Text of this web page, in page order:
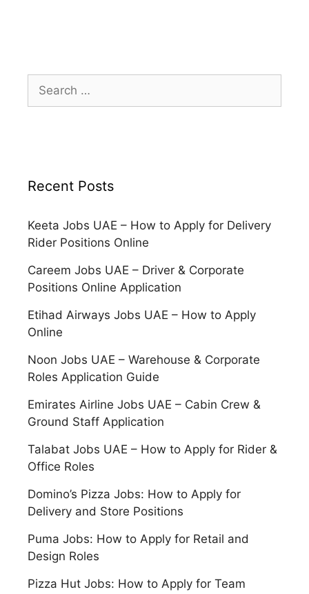
for:
Recent Posts
Keeta Jobs UAE – How to Apply for Delivery
Rider Positions Online
Careem Jobs UAE – Driver & Corporate
Positions Online Application
Etihad Airways Jobs UAE – How to Apply
Online
Noon Jobs UAE – Warehouse & Corporate
Roles Application Guide
Emirates Airline Jobs UAE – Cabin Crew &
Ground Staff Application
Talabat Jobs UAE – How to Apply for Rider &
Office Roles
Domino’s Pizza Jobs: How to Apply for
Delivery and Store Positions
Puma Jobs: How to Apply for Retail and
Design Roles
Pizza Hut Jobs: How to Apply for Team